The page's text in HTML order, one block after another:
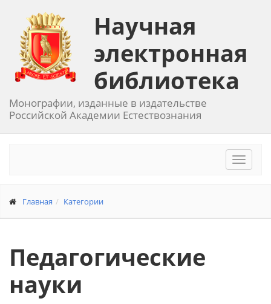
Научная
электронная
библиотека
Монографии, изданные в издательстве
Российской Академии Естествознания
Toggle
Главная Категории
Педагогические
науки